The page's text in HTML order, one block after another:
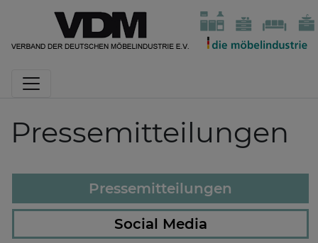
Pressemitteilungen
Pressemitteilungen
Social Media